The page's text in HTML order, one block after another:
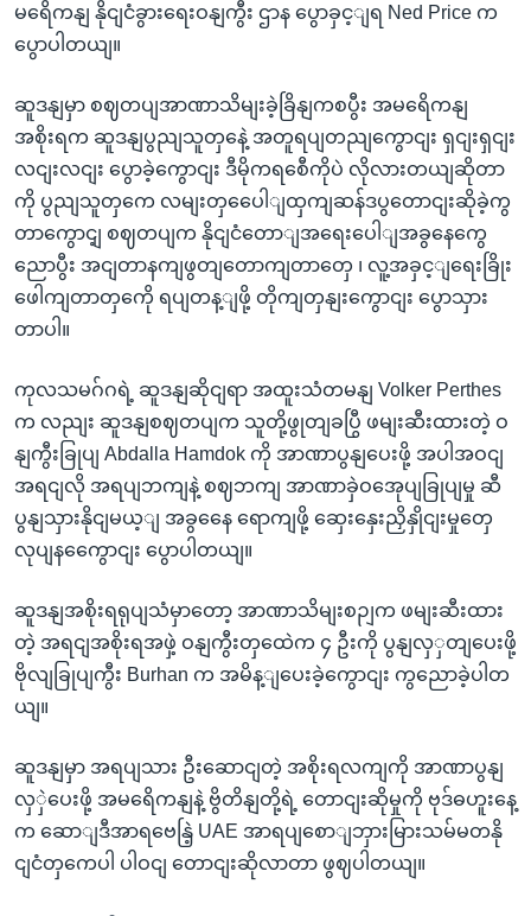
မရေိကနျ နိုငျငံခွားရေးဝနျကွီး ဌာန ပွောခှင့ျရ Ned Price က
ပွောပါတယျ။
ဆူဒနျမှာ စဈတပျအာဏာသိမျးခဲ့ခြိနျကစပွီး အမရေိကနျ
အစိုးရက ဆူဒနျပွညျသူတှနေဲ့ အတူရပျတညျကွောငျး ရှငျးရှငျး
လငျးလငျး ပွောခဲ့ကွောငျး ဒီမိုကရစေီကိုပဲ လိုလားတယျဆိုတာ
ကို ပွညျသူတှကေ လမျးတှပေေါျထှကျဆန်ဒပွတောငျးဆိုခဲ့ကွ
တာကွောင့ျ စဈတပျက နိုငျငံတောျအရေးပေါျအခွနေကွေ
ညောပွီး အငျတာနကျဖွတျတောကျတာတှေ ၊ လူ့အခှင့ျရေးခြိုး
ဖေါကျတာတှကေို ရပျတန့ျဖို့ တိုကျတှနျးကွောငျး ပွောသှား
တာပါ။
ကုလသမဂ်ဂရဲ့ ဆူဒနျဆိုငျရာ အထူးသံတမနျ Volker Perthes
က လညျး ဆူဒနျစဈတပျက သူတို့ဖွုတျခပြွီ ဖမျးဆီးထားတဲ့ ဝ
နျကွီးခြုပျ Abdalla Hamdok ကို အာဏာပွနျပေးဖို့ အပါအဝငျ
အရငျလို အရပျဘကျနဲ့ စဈဘကျ အာဏာခှဲဝအေုပျခြုပျမှု ဆီ
ပွနျသှားနိုငျမယ့ျ အခွနေေ ရောကျဖို့ ဆှေးနှေးညှိနှိုငျးမှုတှေ
လုပျနကွေောငျး ပွောပါတယျ။
ဆူဒနျအစိုးရရုပျသံမှာတော့ အာဏာသိမျးစဉျက ဖမျးဆီးထား
တဲ့ အရငျအစိုးရအဖှဲ့ ဝနျကွီးတှထေဲက ၄ ဦးကို ပွနျလှှတျပေးဖို့
ဗိုလျခြုပျကွီး Burhan က အမိန့ျပေးခဲ့ကွောငျး ကွညောခဲ့ပါတ
ယျ။
ဆူဒနျမှာ အရပျသား ဦးဆောငျတဲ့ အစိုးရလကျကို အာဏာပွနျ
လှှဲပေးဖို့ အမရေိကနျနဲ့ ဗွိတိနျတို့ရဲ့ တောငျးဆိုမှုကို ဗုဒ်ဓဟူးနေ့
က ဆောျဒီအာရဗေနြဲ့ UAE အာရပျစောျဘှားမြားသမ်မတနို
ငျငံတှကေပါ ပါဝငျ တောငျးဆိုလာတာ ဖွဈပါတယျ။